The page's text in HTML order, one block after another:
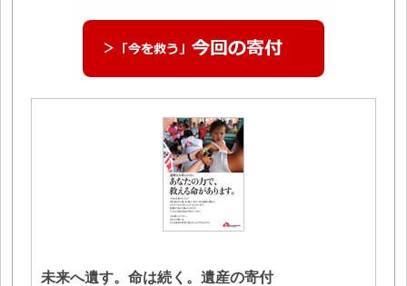
未来へ遺す。命は続く。遺産の寄付